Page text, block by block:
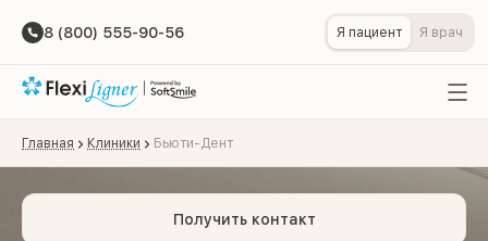
8 (800) 555-90-56 Я пациент Я врач
Главная Клиники Бьюти-Дент
Получить контакт